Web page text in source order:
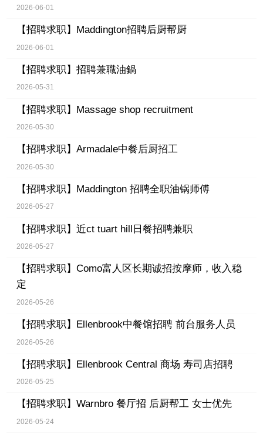
2026-06-01
【招聘求职】 Maddington招聘后厨帮厨
2026-06-01
【招聘求职】 招聘兼職油鍋
2026-05-31
【招聘求职】 Massage shop recruitment
2026-05-30
【招聘求职】 Armadale中餐后厨招工
2026-05-30
【招聘求职】 Maddington 招聘全职油锅师傅
2026-05-27
【招聘求职】 近ct tuart hill日餐招聘兼职
2026-05-27
【招聘求职】 Como富人区长期诚招按摩师，收入稳
定
2026-05-26
【招聘求职】 Ellenbrook中餐馆招聘 前台服务人员
2026-05-26
【招聘求职】 Ellenbrook Central 商场 寿司店招聘
2026-05-25
【招聘求职】 Warnbro 餐厅招 后厨帮工 女士优先
2026-05-24